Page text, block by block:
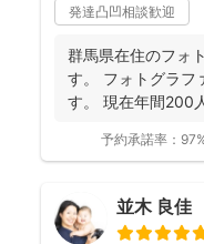
発達凸凹相談歓迎
群馬県在住のフォ
す。 フォトグラフ
す。 現在年間200
予約承諾率：
並木 良佳